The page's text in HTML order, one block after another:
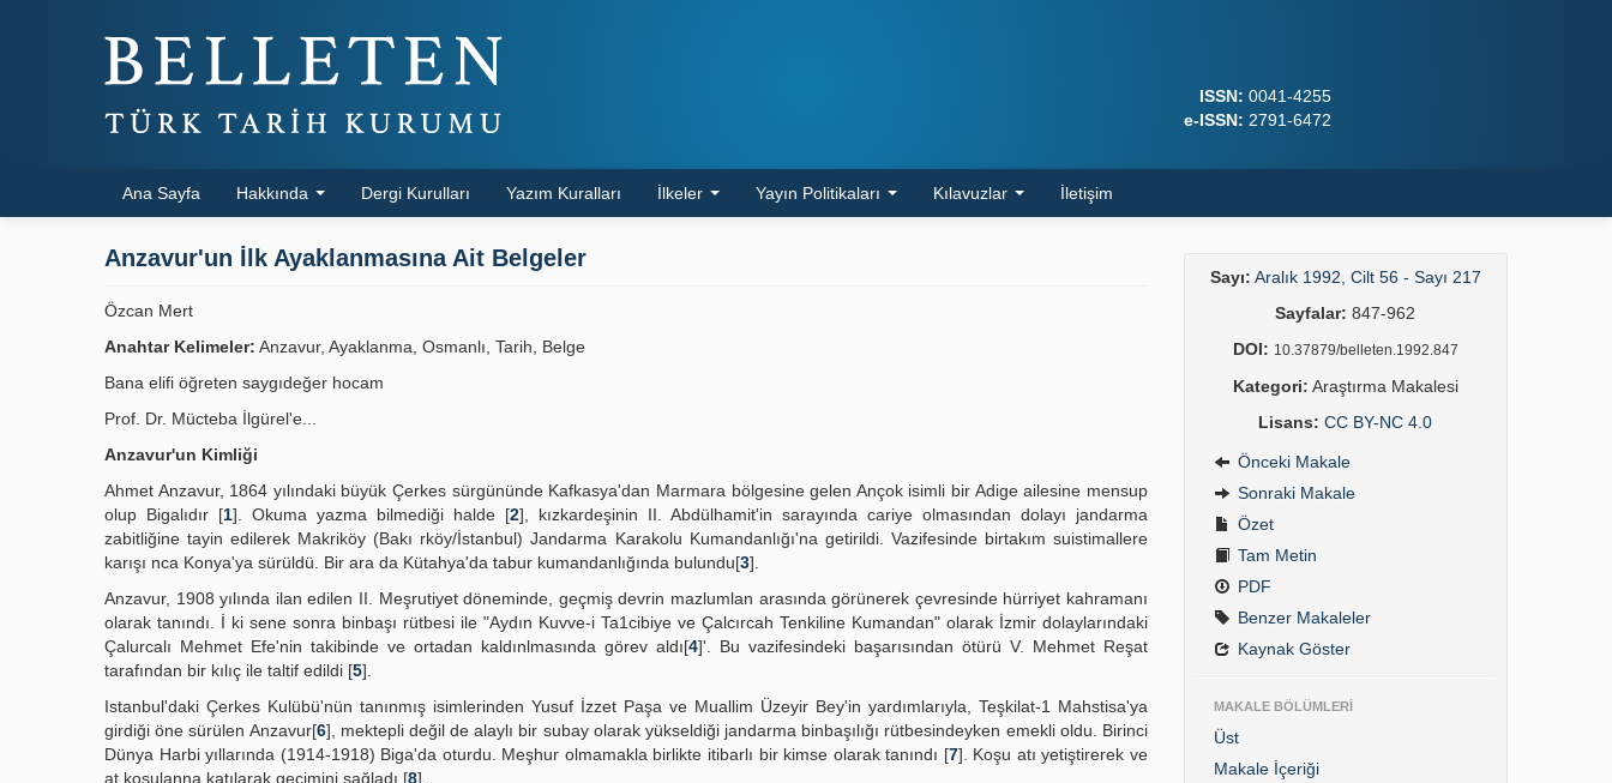
ISSN: 0041-4255
e-ISSN: 2791-6472
Ana Sayfa Hakkında Dergi Kurulları Yazım Kuralları İlkeler Yayın Politikaları Kılavuzlar İletişim
Anzavur'un İlk Ayaklanmasına Ait Belgeler
Özcan Mert
Anahtar Kelimeler: Anzavur, Ayaklanma, Osmanlı, Tarih, Belge
Bana elifi öğreten saygıdeğer hocam
Prof. Dr. Mücteba İlgürel'e...
Anzavur'un Kimliği
Ahmet Anzavur, 1864 yılındaki büyük Çerkes sürgününde Kafkasya'dan Marmara bölgesine gelen Ançok isimli bir Adige ailesine mensup
olup Bigalıdır [1]. Okuma yazma bilmediği halde [2], kızkardeşinin II. Abdülhamit'in sarayında cariye olmasından dolayı jandarma
zabitliğine tayin edilerek Makriköy (Bakı rköy/İstanbul) Jandarma Karakolu Kumandanlığı'na getirildi. Vazifesinde birtakım suistimallere
karışı nca Konya'ya sürüldü. Bir ara da Kütahya'da tabur kumandanlığında bulundu[3].
Anzavur, 1908 yılında ilan edilen II. Meşrutiyet döneminde, geçmiş devrin mazlumlan arasında görünerek çevresinde hürriyet kahramanı
olarak tanındı. İ ki sene sonra binbaşı rütbesi ile "Aydın Kuvve-i Ta1cibiye ve Çalcırcah Tenkiline Kumandan" olarak İzmir dolaylarındaki
Çalurcalı Mehmet Efe'nin takibinde ve ortadan kaldınlmasında görev aldı[4]'. Bu vazifesindeki başarısından ötürü V. Mehmet Reşat
tarafından bir kılıç ile taltif edildi [5].
Istanbul'daki Çerkes Kulübü'nün tanınmış isimlerinden Yusuf İzzet Paşa ve Muallim Üzeyir Bey'in yardımlarıyla, Teşkilat-1 Mahstisa'ya
girdiği öne sürülen Anzavur[6], mektepli değil de alaylı bir subay olarak yükseldiği jandarma binbaşılığı rütbesindeyken emekli oldu. Birinci
Dünya Harbi yıllarında (1914-1918) Biga'da oturdu. Meşhur olmamakla birlikte itibarlı bir kimse olarak tanındı [7]. Koşu atı yetiştirerek ve
at koşulanna katılarak geçimini sağladı [8].
Sayı: Aralık 1992, Cilt 56 - Sayı 217
Sayfalar: 847-962
DOI: 10.37879/belleten.1992.847
Kategori: Araştırma Makalesi
Lisans: CC BY-NC 4.0
Önceki Makale
Sonraki Makale
Özet
Tam Metin
PDF
Benzer Makaleler
Kaynak Göster
MAKALE BÖLÜMLERİ
Üst
Makale İçeriği